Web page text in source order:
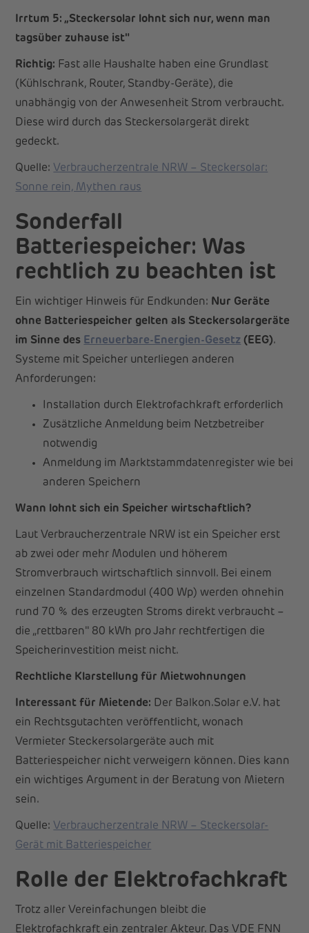
Irrtum 5: „Steckersolar lohnt sich nur, wenn man
tagsüber zuhause ist"
Richtig: Fast alle Haushalte haben eine Grundlast
(Kühlschrank, Router, Standby-Geräte), die
unabhängig von der Anwesenheit Strom verbraucht.
Diese wird durch das Steckersolargerät direkt
gedeckt.
Quelle: Verbraucherzentrale NRW – Steckersolar:
Sonne rein, Mythen raus
Sonderfall
Batteriespeicher: Was
rechtlich zu beachten ist
Ein wichtiger Hinweis für Endkunden: Nur Geräte
ohne Batteriespeicher gelten als Steckersolargeräte
im Sinne des Erneuerbare-Energien-Gesetz (EEG).
Systeme mit Speicher unterliegen anderen
Anforderungen:
Installation durch Elektrofachkraft erforderlich
Zusätzliche Anmeldung beim Netzbetreiber
notwendig
Anmeldung im Marktstammdatenregister wie bei
anderen Speichern
Wann lohnt sich ein Speicher wirtschaftlich?
Laut Verbraucherzentrale NRW ist ein Speicher erst
ab zwei oder mehr Modulen und höherem
Stromverbrauch wirtschaftlich sinnvoll. Bei einem
einzelnen Standardmodul (400 Wp) werden ohnehin
rund 70 % des erzeugten Stroms direkt verbraucht –
die „rettbaren" 80 kWh pro Jahr rechtfertigen die
Speicherinvestition meist nicht.
Rechtliche Klarstellung für Mietwohnungen
Interessant für Mietende: Der Balkon.Solar e.V. hat
ein Rechtsgutachten veröffentlicht, wonach
Vermieter Steckersolargeräte auch mit
Batteriespeicher nicht verweigern können. Dies kann
ein wichtiges Argument in der Beratung von Mietern
sein.
Quelle: Verbraucherzentrale NRW – Steckersolar-
Gerät mit Batteriespeicher
Rolle der Elektrofachkraft
Trotz aller Vereinfachungen bleibt die
Elektrofachkraft ein zentraler Akteur. Das VDE FNN